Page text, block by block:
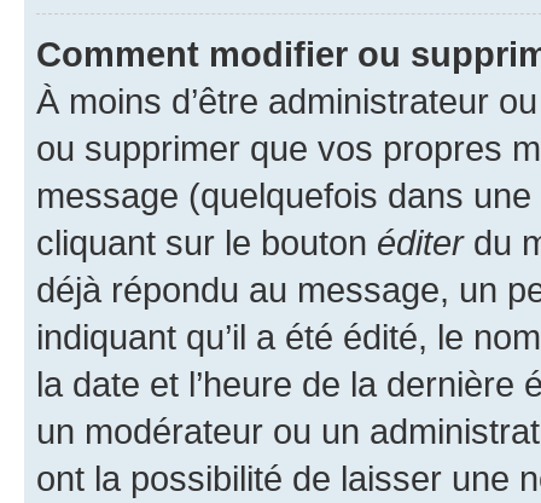
Comment modifier ou
À moins d’être administrateur
ou supprimer que vos propres
message (quelquefois dans
cliquant sur le bouton éditerdu
déjà répondu au message, un
indiquant qu’il a été édité, le
la date et l’heure de la dernière
un modérateur ou un
ont la possibilité de laisser une